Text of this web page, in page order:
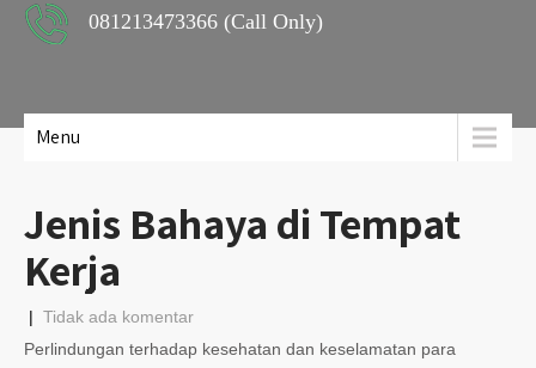
081213473366 (Call Only)
Menu
Jenis Bahaya di Tempat
Kerja
| Tidak ada komentar
Perlindungan terhadap kesehatan dan keselamatan para